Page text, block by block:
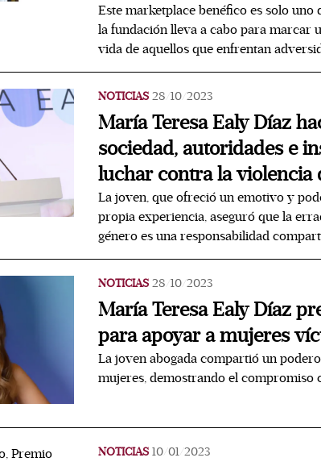
Este marketplace benéfico es solo uno
la fundación lleva a cabo para marcar
vida de aquellos que enfrentan
NOTICIAS 28/10/2023
María Teresa Ealy Díaz
sociedad, autoridades e
luchar contra la violencia
La joven, que ofreció un emotivo y
propia experiencia, aseguró que la
género es una responsabilidad
NOTICIAS 28/10/2023
María Teresa Ealy Díaz
para apoyar a mujeres
La joven abogada compartió un
mujeres, demostrando el compromiso
NOTICIAS 10/01/2023